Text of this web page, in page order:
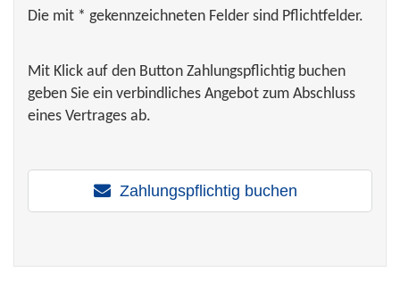
Die mit * gekennzeichneten Felder sind Pflichtfelder.
Mit Klick auf den Button Zahlungspflichtig buchen
geben Sie ein verbindliches Angebot zum Abschluss
eines Vertrages ab.
Zahlungspflichtig buchen